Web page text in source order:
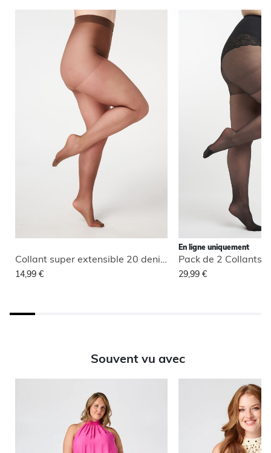
Collant super extensible 20 deniers
14,99 €
En ligne uniquement
29,99 €
Souvent vu avec